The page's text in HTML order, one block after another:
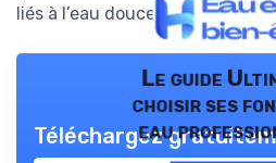
liés à l’eau douce en France.
Le guide
choisir ses
eau
Téléchargez